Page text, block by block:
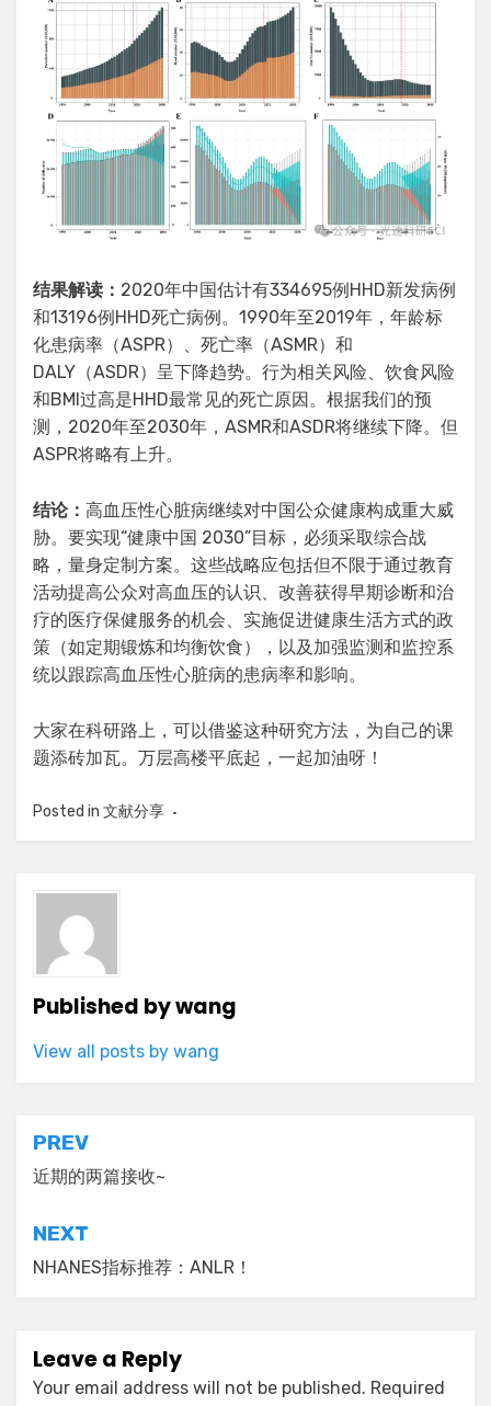
结果解读： 2020年中国估计有334695例HHD新发病例
和13196例HHD死亡病例。1990年至2019年，年龄标
化患病率（ASPR）、死亡率（ASMR）和
DALY（ASDR）呈下降趋势。行为相关风险、饮食风险
和BMI过高是HHD最常见的死亡原因。根据我们的预
测，2020年至2030年，ASMR和ASDR将继续下降。但
ASPR将略有上升。
结论： 高血压性心脏病继续对中国公众健康构成重大威
胁。要实现“健康中国 2030”目标，必须采取综合战
略，量身定制方案。这些战略应包括但不限于通过教育
活动提高公众对高血压的认识、改善获得早期诊断和治
疗的医疗保健服务的机会、实施促进健康生活方式的政
策（如定期锻炼和均衡饮食），以及加强监测和监控系
统以跟踪高血压性心脏病的患病率和影响。
大家在科研路上，可以借鉴这种研究方法，为自己的课
题添砖加瓦。万层高楼平底起，一起加油呀！
Posted in 文献分享
Published bywang
View all posts by wang
Post
navigation
PREV
近期的两篇接收~
NEXT
NHANES指标推荐：ANLR！
Leave a Reply
Your email address will not be published. Required